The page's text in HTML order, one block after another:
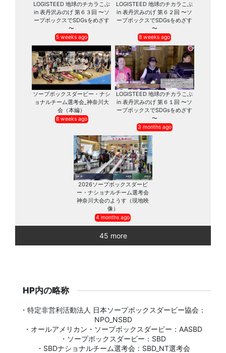
LOGISTEED 地球のチカラこぶ
in 表丹沢みのげ 第６３回 〜ソ
ープボックスでSDGsをめざす
〜
5 weeks ago
LOGISTEED 地球のチカラこぶ
in 表丹沢みのげ 第６２回 〜ソ
ープボックスでSDGsをめざす
〜
8 weeks ago
ソープボックスダービー・ナシ
ョナルチーム選考会_神奈川大
会（本編）
8 weeks ago
LOGISTEED 地球のチカラこぶ
in 表丹沢みのげ 第６１回 〜ソ
ープボックスでSDGsをめざす
〜
3 months ago
2026ソープボックスダービ
ー・ナショナルチーム選考会
神奈川大会のようす（現地映
像）
4 months ago
45 more
HP内の略称
・特定非営利活動法人 日本ソープボックスダービー協会：
NPO_NSBD
・オールアメリカン・ソープボックスダービー：AASBD
・ソープボックスダービー：SBD
・SBDナショナルチーム選考会：SBD_NT選考会